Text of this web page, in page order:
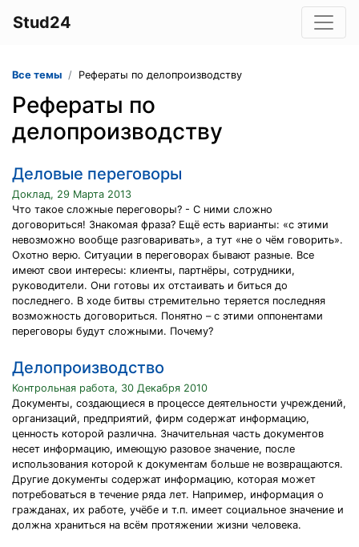
Stud24
Все темы Рефераты по делопроизводству
Рефераты по
делопроизводству
Деловые переговоры
Доклад, 29 Марта 2013
Что такое сложные переговоры? - С ними сложно
договориться! Знакомая фраза? Ещё есть варианты: «с этими
невозможно вообще разговаривать», а тут «не о чём говорить».
Охотно верю. Ситуации в переговорах бывают разные. Все
имеют свои интересы: клиенты, партнёры, сотрудники,
руководители. Они готовы их отстаивать и биться до
последнего. В ходе битвы стремительно теряется последняя
возможность договориться. Понятно – с этими оппонентами
переговоры будут сложными. Почему?
Делопроизводство
Контрольная работа, 30 Декабря 2010
Документы, создающиеся в процессе деятельности учреждений,
организаций, предприятий, фирм содержат информацию,
ценность которой различна. Значительная часть документов
несет информацию, имеющую разовое значение, после
использования которой к документам больше не возвращаются.
Другие документы содержат информацию, которая может
потребоваться в течение ряда лет. Например, информация о
гражданах, их работе, учёбе и т.п. имеет социальное значение и
должна храниться на всём протяжении жизни человека.